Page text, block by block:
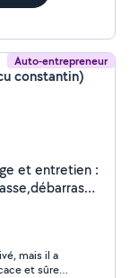
Auto-entrepreneur
constantin)
et entretien :
mais il a
et sûre